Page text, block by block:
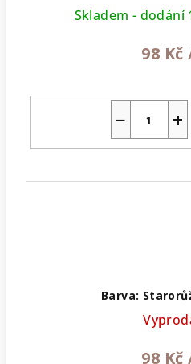
Skladem - dodání
98 Kč
+
−
Barva:
98 Kč